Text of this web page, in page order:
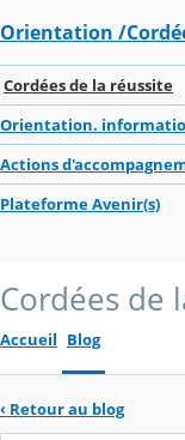
Orientation /
Cordées de la réussite
Orientation.
Actions
Plateforme Avenir(s)
Cordées de
Accueil Blog
‹ Retour au blog